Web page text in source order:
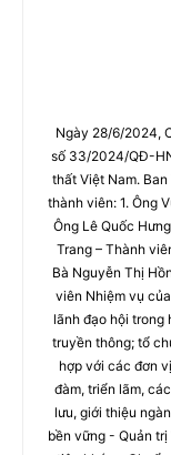
Ngày 28/6/2024,
số 33/2024/QĐ-
thất Việt Nam.
thành viên: 1. Ông
Ông Lê Quốc
Trang – Thành
Bà Nguyễn Thị
viên Nhiệm vụ
lãnh đạo hội trong
truyền thông; tổ
hợp với các đơn
đàm, triển lãm,
lưu, giới thiệu
bền vững - Quản